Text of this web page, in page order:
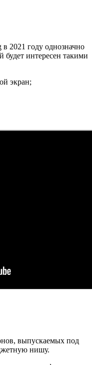
2021 году однозначно
будет интересен такими
экран;
выпускаемых под
нишу.